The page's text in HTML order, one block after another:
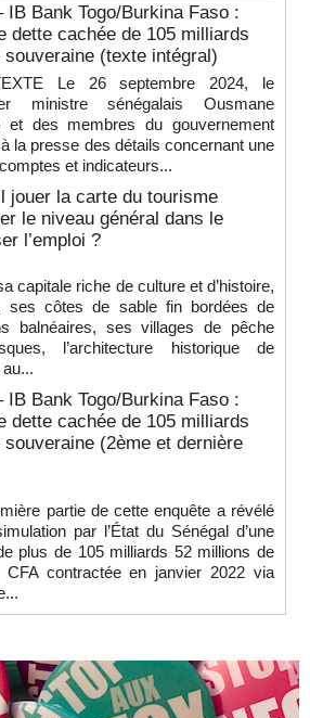
IB Bank Togo/Burkina Faso :
dette cachée de 105 milliards
souveraine (texte intégral)
Le 26 septembre 2024, le
ministre sénégalais Ousmane
et des membres du gouvernement
la presse des détails concernant une
et indicateurs...
jouer la carte du tourisme
le niveau général dans le
l’emploi ?
capitale riche de culture et d’histoire,
ses côtes de sable fin bordées de
balnéaires, ses villages de pêche
l’architecture historique de
IB Bank Togo/Burkina Faso :
dette cachée de 105 milliards
souveraine (2ème et dernière
partie de cette enquête a révélé
par l’État du Sénégal d’une
plus de 105 milliards 52 millions de
CFA contractée en janvier 2022 via